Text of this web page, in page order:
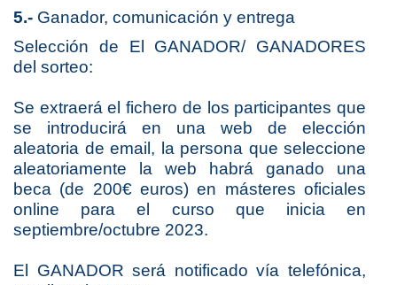
5.- Ganador, comunicación y entrega
Selección de El GANADOR/ GANADORES
del sorteo:
Se extraerá el fichero de los participantes que
se introducirá en una web de elección
aleatoria de email, la persona que seleccione
aleatoriamente la web habrá ganado una
beca (de 200€ euros) en másteres oficiales
online para el curso que inicia en
septiembre/octubre 2023.
El GANADOR será notificado vía telefónica,